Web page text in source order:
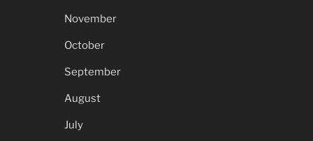
November
October
September
August
July